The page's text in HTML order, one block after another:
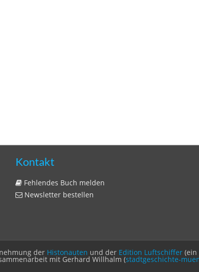
Kontakt
Fehlendes Buch melden
Newsletter bestellen
der Histonauten und der Edition Luftschiffer
mit Gerhard Willhalm (stadtgeschichte-